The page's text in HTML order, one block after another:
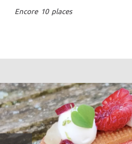
Encore 10 places